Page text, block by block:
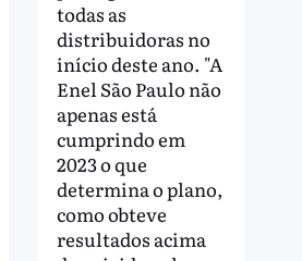
todas as
distribuidoras no
início deste ano. "A
Enel São Paulo não
apenas está
cumprindo em
2023 o que
determina o plano,
como obteve
resultados acima